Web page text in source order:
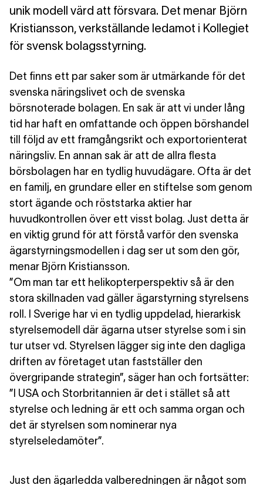
unik modell värd att försvara. Det menar Björn
Kristiansson, verkställande ledamot i Kollegiet
för svensk bolagsstyrning.
Det finns ett par saker som är utmärkande för det
svenska näringslivet och de svenska
börsnoterade bolagen. En sak är att vi under lång
tid har haft en omfattande och öppen börshandel
till följd av ett framgångsrikt och exportorienterat
näringsliv. En annan sak är att de allra flesta
börsbolagen har en tydlig huvudägare. Ofta är det
en familj, en grundare eller en stiftelse som genom
stort ägande och röststarka aktier har
huvudkontrollen över ett visst bolag. Just detta är
en viktig grund för att förstå varför den svenska
ägarstyrningsmodellen i dag ser ut som den gör,
menar Björn Kristiansson.
”Om man tar ett helikopterperspektiv så är den
stora skillnaden vad gäller ägarstyrning styrelsens
roll. I Sverige har vi en tydlig uppdelad, hierarkisk
styrelsemodell där ägarna utser styrelse som i sin
tur utser vd. Styrelsen lägger sig inte den dagliga
driften av företaget utan fastställer den
övergripande strategin”, säger han och fortsätter:
”I USA och Storbritannien är det i stället så att
styrelse och ledning är ett och samma organ och
det är styrelsen som nominerar nya
styrelseledamöter”.
Just den ägarledda valberedningen är något som